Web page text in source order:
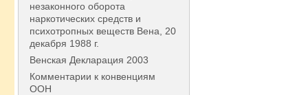
незаконного оборота
наркотических средств и
психотропных веществ Вена, 20
декабря 1988 г.
Венская Декларация 2003
Комментарии к конвенциям
ООН